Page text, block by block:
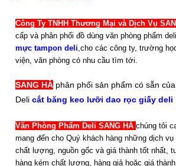
Công Ty TNHH Thương Mại và Dịch Vụ
cấp và phân phối đồ dùng văn phòng phẩm
mực tampon deli ,cho các công ty, trường
viện, văn phòng có nhu cầu tìm tới.
SANG HÀ phân phối sản phẩm có sẵn
Deli cắt băng keo lưỡi dao rọc giấy deli
Văn Phòng Phẩm Deli SANG HÀ chúng tôi
mang đến cho Quý khách hàng những dịch
chất lượng, nguồn gốc và giá thành tốt nhất,
hàng kém chất lượng, hàng giả hoặc giá thành